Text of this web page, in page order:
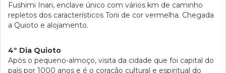
Fushimi Inari, enclave único com vários km de caminho
repletos dos característicos Torii de cor vermelha. Chegada
a Quioto e alojamento.
4º Dia Quioto
Após o pequeno-almoço, visita da cidade que foi capital do
país por 1000 anos e é o coração cultural e espiritual do